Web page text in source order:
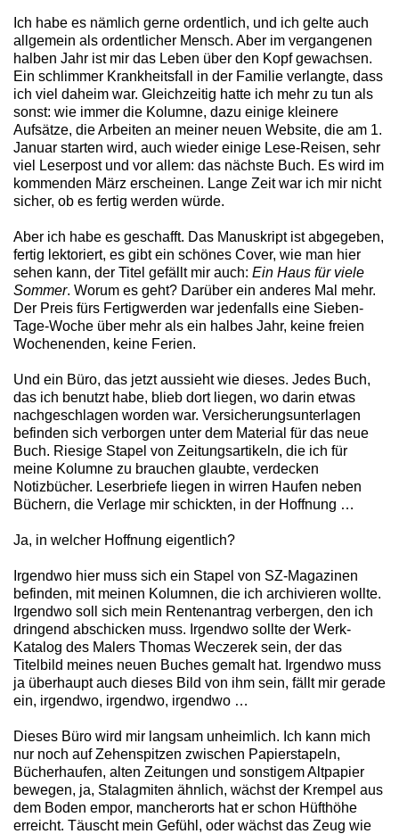
Ich habe es nämlich gerne ordentlich, und ich gelte auch
allgemein als ordentlicher Mensch. Aber im vergangenen
halben Jahr ist mir das Leben über den Kopf gewachsen.
Ein schlimmer Krankheitsfall in der Familie verlangte, dass
ich viel daheim war. Gleichzeitig hatte ich mehr zu tun als
sonst: wie immer die Kolumne, dazu einige kleinere
Aufsätze, die Arbeiten an meiner neuen Website, die am 1.
Januar starten wird, auch wieder einige Lese-Reisen, sehr
viel Leserpost und vor allem: das nächste Buch. Es wird im
kommenden März erscheinen. Lange Zeit war ich mir nicht
sicher, ob es fertig werden würde.
Aber ich habe es geschafft. Das Manuskript ist abgegeben,
fertig lektoriert, es gibt ein schönes Cover, wie man hier
sehen kann, der Titel gefällt mir auch: Ein Haus für viele
Sommer. Worum es geht? Darüber ein anderes Mal mehr.
Der Preis fürs Fertigwerden war jedenfalls eine Sieben-
Tage-Woche über mehr als ein halbes Jahr, keine freien
Wochenenden, keine Ferien.
Und ein Büro, das jetzt aussieht wie dieses. Jedes Buch,
das ich benutzt habe, blieb dort liegen, wo darin etwas
nachgeschlagen worden war. Versicherungsunterlagen
befinden sich verborgen unter dem Material für das neue
Buch. Riesige Stapel von Zeitungsartikeln, die ich für
meine Kolumne zu brauchen glaubte, verdecken
Notizbücher. Leserbriefe liegen in wirren Haufen neben
Büchern, die Verlage mir schickten, in der Hoffnung …
Ja, in welcher Hoffnung eigentlich?
Irgendwo hier muss sich ein Stapel von SZ-Magazinen
befinden, mit meinen Kolumnen, die ich archivieren wollte.
Irgendwo soll sich mein Rentenantrag verbergen, den ich
dringend abschicken muss. Irgendwo sollte der Werk-
Katalog des Malers Thomas Weczerek sein, der das
Titelbild meines neuen Buches gemalt hat. Irgendwo muss
ja überhaupt auch dieses Bild von ihm sein, fällt mir gerade
ein, irgendwo, irgendwo, irgendwo …
Dieses Büro wird mir langsam unheimlich. Ich kann mich
nur noch auf Zehenspitzen zwischen Papierstapeln,
Bücherhaufen, alten Zeitungen und sonstigem Altpapier
bewegen, ja, Stalagmiten ähnlich, wächst der Krempel aus
dem Boden empor, mancherorts hat er schon Hüfthöhe
erreicht. Täuscht mein Gefühl, oder wächst das Zeug wie